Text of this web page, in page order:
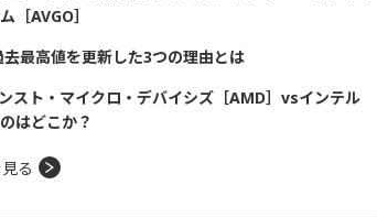
AVGO］
最高値を更新した3つの理由とは
スト・マイクロ・デバイシズ［AMD］vsインテル
はどこか？
る